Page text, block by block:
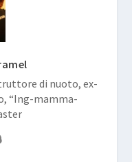
di nuoto, ex-
“Ing-mamma-